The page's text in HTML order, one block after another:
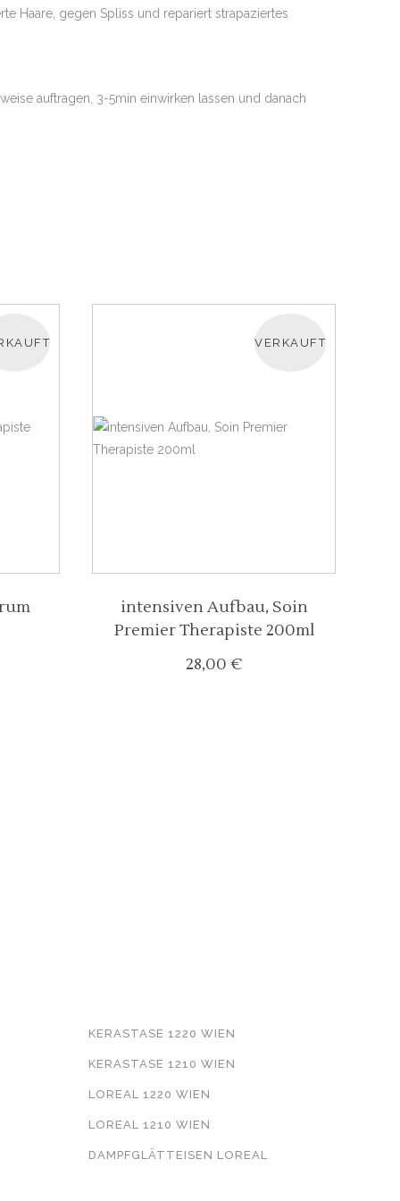
Haare, gegen Spliss und repariert strapaziertes
auftragen, 3-5min einwirken lassen und danach
VERKAUFT
WEITERLESEN
intensiven Aufbau, Soin
Premier Therapiste 200ml
28,00 €
KERASTASE 1220 WIEN
KERASTASE 1210 WIEN
LOREAL 1220 WIEN
LOREAL 1210 WIEN
DAMPFGLÄTTEISEN LOREAL